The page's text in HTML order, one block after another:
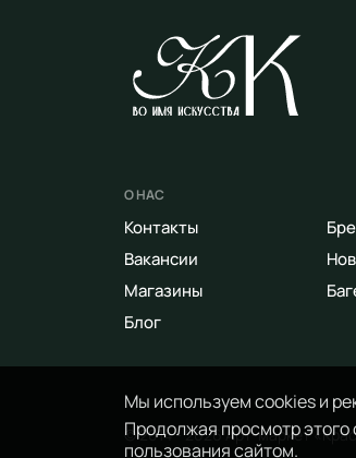
Мы используем cookies и
Продолжая просмотр этого
пользования сайтом.
О НАС
Контакты
Вакансии
Магазины
Блог
© 2014 - 2026 Арт-маркет